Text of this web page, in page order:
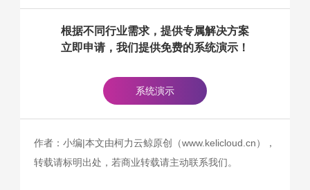
根据不同行业需求，提供专属解决方案
立即申请，我们提供免费的系统演示！
系统演示
作者：小编|本文由柯力云鲸原创（www.kelicloud.cn），
转载请标明出处，若商业转载请主动联系我们。